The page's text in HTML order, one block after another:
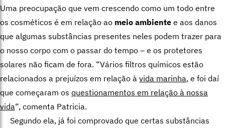
Uma preocupação que vem crescendo como um todo entre
os cosméticos é em relação ao meio ambiente e aos danos
que algumas substâncias presentes neles podem trazer para
o nosso corpo com o passar do tempo – e os protetores
solares não ficam de fora. “Vários filtros químicos estão
relacionados a prejuízos em relação à vida marinha, e foi daí
que começaram os questionamentos em relação à nossa
vida“, comenta Patricia.
Segundo ela, já foi comprovado que certas substâncias